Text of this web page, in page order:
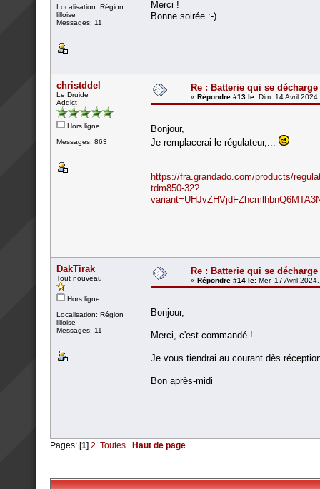
Localisation: Région
lilloise
Messages: 11
Merci !
Bonne soirée :-)
christddel
Le Druide
Addict
Hors ligne
Messages: 863
Re : Batterie qui se
« Répondre #13 le: Dim. 14 Avril
Bonjour,
Je remplacerai le régulateur,...
https://fra.grandado.com/products/
tdm850-32?
DakTirak
Tout nouveau
Hors ligne
Localisation: Région
lilloise
Messages: 11
Re : Batterie qui se
« Répondre #14 le: Mer. 17 Avril
Bonjour,
Merci, c'est commandé !
Je vous tiendrai au courant dès
Bon après-midi
Pages: [1] 2 Toutes Haut de page